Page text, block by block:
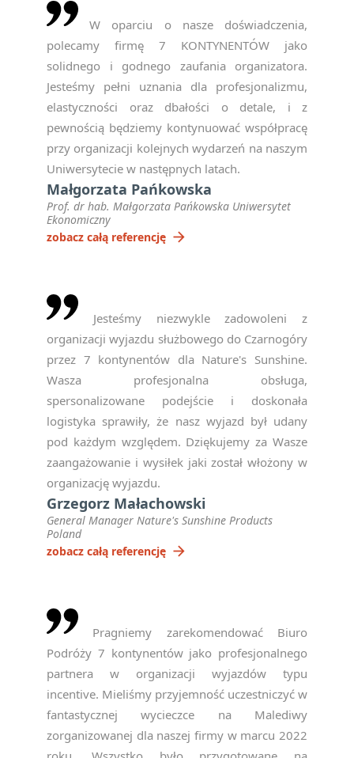
W oparciu o nasze doświadczenia,
polecamy firmę 7 KONTYNENTÓW jako
solidnego i godnego zaufania organizatora.
Jesteśmy pełni uznania dla profesjonalizmu,
elastyczności oraz dbałości o detale, i z
pewnością będziemy kontynuować współpracę
przy organizacji kolejnych wydarzeń na naszym
Uniwersytecie w następnych latach.
Małgorzata Pańkowska
Prof. dr hab. Małgorzata Pańkowska Uniwersytet
Ekonomiczny
zobacz całą referencję arrow_forward
Jesteśmy niezwykle zadowoleni z
organizacji wyjazdu służbowego do Czarnogóry
przez 7 kontynentów dla Nature's Sunshine.
Wasza profesjonalna obsługa,
spersonalizowane podejście i doskonała
logistyka sprawiły, że nasz wyjazd był udany
pod każdym względem. Dziękujemy za Wasze
zaangażowanie i wysiłek jaki został włożony w
organizację wyjazdu.
Grzegorz Małachowski
General Manager Nature's Sunshine Products
Poland
zobacz całą referencję arrow_forward
Pragniemy zarekomendować Biuro
Podróży 7 kontynentów jako profesjonalnego
partnera w organizacji wyjazdów typu
incentive. Mieliśmy przyjemność uczestniczyć w
fantastycznej wycieczce na Malediwy
zorganizowanej dla naszej firmy w marcu 2022